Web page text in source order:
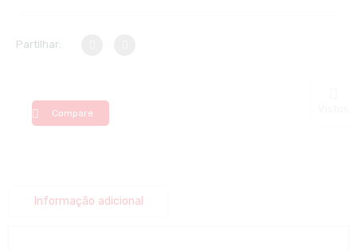
Partilhar:
Compare
Informação adicional